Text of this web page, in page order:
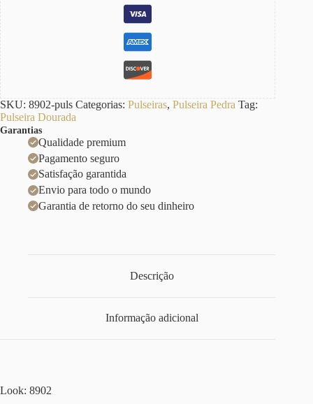
SKU: 8902-puls Categorias: Pulseiras, Pulseira Pedra Tag:
Pulseira Dourada
Garantias
Qualidade premium
Pagamento seguro
Satisfação garantida
Envio para todo o mundo
Garantia de retorno do seu dinheiro
Descrição
Informação adicional
Look: 8902